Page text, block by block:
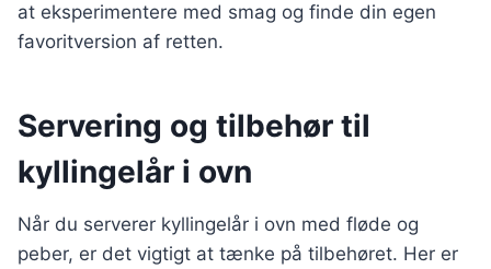
at eksperimentere med smag og finde din egen
favoritversion af retten.
Servering og tilbehør til
kyllingelår i ovn
Når du serverer kyllingelår i ovn med fløde og
peber, er det vigtigt at tænke på tilbehøret. Her er